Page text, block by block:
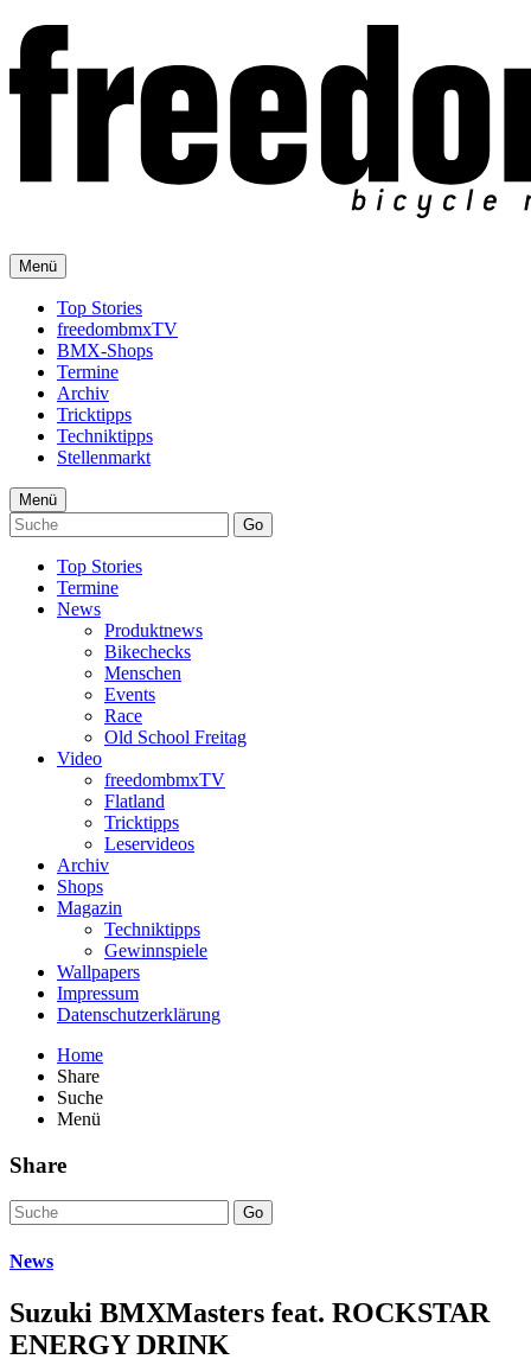
Menü
Top Stories
freedombmxTV
BMX-Shops
Termine
Archiv
Tricktipps
Techniktipps
Stellenmarkt
Menü
Go
Top Stories
Termine
News
Produktnews
Bikechecks
Menschen
Events
Race
Old School Freitag
Video
freedombmxTV
Flatland
Tricktipps
Leservideos
Archiv
Shops
Magazin
Techniktipps
Gewinnspiele
Wallpapers
Impressum
Datenschutzerklärung
Home
Share
Suche
Menü
Share
Go
News
Suzuki BMXMasters feat. ROCKSTAR
ENERGY DRINK